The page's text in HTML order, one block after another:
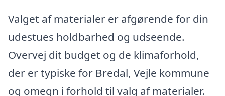
Valget af materialer er afgørende for din
udestues holdbarhed og udseende.
Overvej dit budget og de klimaforhold,
der er typiske for Bredal, Vejle kommune
og omegn i forhold til valg af materialer.